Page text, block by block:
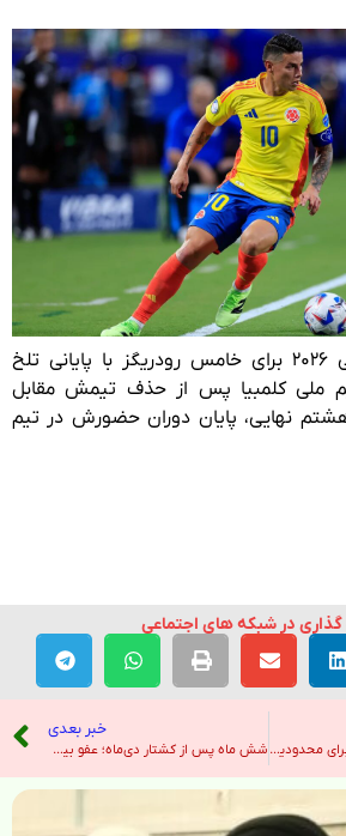
تهران- ایرنا- جام جهانی ۲۰۲۶ برای خامس رودریگز با پایانی تلخ
ملی کلمبیا پس از حذف تیمش مقابل
نهایی، پایان دوران حضورش در تیم
گذاری در شبکه های اجتماعی
فرح پهلوی از دستور مصر برای محدودیت در مراسم سالمرگ محمدرضاشاه در قاهره خبر داد – رادیو فردا
خبر بعدی
شش ماه پس از کشتار دی‌ماه؛ عفو بین‌الملل درباره خطر «جنایات بیشتر» در ایران هشدار داد – رادیو فردا